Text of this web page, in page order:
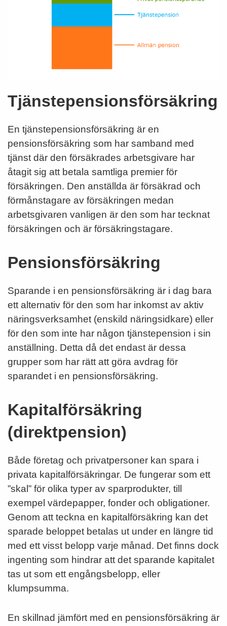
Tjänstepensionsförsäkring
En tjänstepensionsförsäkring är en
pensionsförsäkring som har samband med
tjänst där den försäkrades arbetsgivare har
åtagit sig att betala samtliga premier för
försäkringen. Den anställda är försäkrad och
förmånstagare av försäkringen medan
arbetsgivaren vanligen är den som har tecknat
försäkringen och är försäkringstagare.
Pensionsförsäkring
Sparande i en pensionsförsäkring är i dag bara
ett alternativ för den som har inkomst av aktiv
näringsverksamhet (enskild näringsidkare) eller
för den som inte har någon tjänstepension i sin
anställning. Detta då det endast är dessa
grupper som har rätt att göra avdrag för
sparandet i en pensionsförsäkring.
Kapitalförsäkring
(direktpension)
Både företag och privatpersoner kan spara i
privata kapitalförsäkringar. De fungerar som ett
”skal” för olika typer av sparprodukter, till
exempel värdepapper, fonder och obligationer.
Genom att teckna en kapitalförsäkring kan det
sparade beloppet betalas ut under en längre tid
med ett visst belopp varje månad. Det finns dock
ingenting som hindrar att det sparande kapitalet
tas ut som ett engångsbelopp, eller
klumpsumma.
En skillnad jämfört med en pensionsförsäkring är